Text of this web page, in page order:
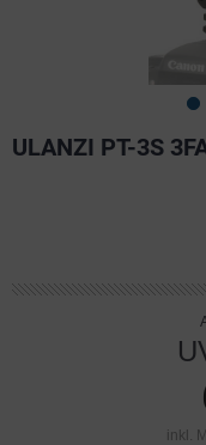
ULANZI PT-3S
inkl.